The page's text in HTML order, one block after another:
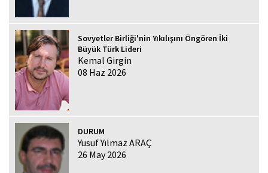
Sovyetler Birliği'nin Yıkılışını Öngören İki
Büyük Türk Lideri
Kemal Girgin
08 Haz 2026
DURUM
Yusuf Yılmaz ARAÇ
26 May 2026